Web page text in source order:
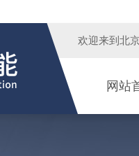
欢迎来到 北
网站